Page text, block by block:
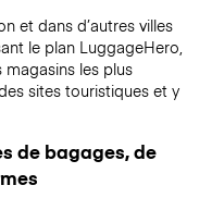
et dans d’autres villes
le plan LuggageHero,
les plus
sites touristiques et y
de bagages, de